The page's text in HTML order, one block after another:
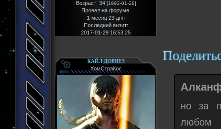
Возраст: 34 [1992-01-28]
Провел на форуме:
1 месяц 23 дня
Последний визит:
2017-01-29 16:53:25
КАЙЛ ДОРНЕЗ
ХомСтраКос
но за
любом